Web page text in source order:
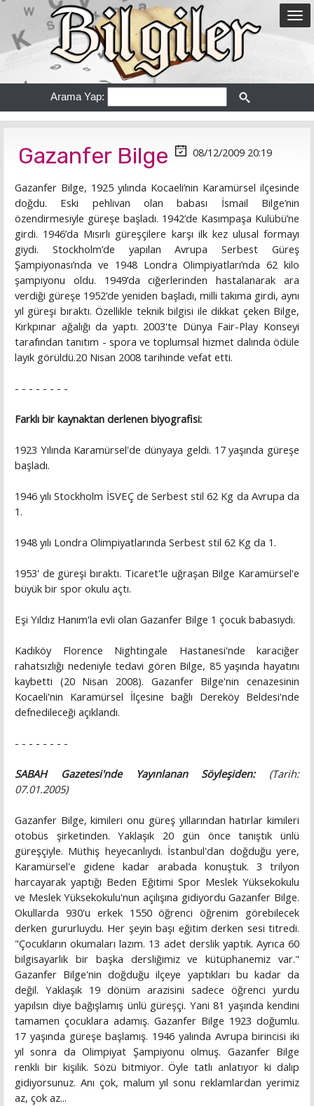
Arama Yap:
Gazanfer Bilge 08/12/2009 20:19
Gazanfer Bilge, 1925 yılında Kocaeli’nin Karamürsel ilçesinde
doğdu. Eski pehlivan olan babası İsmail Bilge’nin
özendirmesiyle güreşe başladı. 1942’de Kasımpaşa Kulübü’ne
girdi. 1946’da Mısırlı güreşçilere karşı ilk kez ulusal formayı
giydi. Stockholm’de yapılan Avrupa Serbest Güreş
Şampiyonası’nda ve 1948 Londra Olimpiyatları’nda 62 kilo
şampiyonu oldu. 1949’da ciğerlerinden hastalanarak ara
verdiği güreşe 1952’de yeniden başladı, milli takıma girdi, aynı
yıl güreşi bıraktı. Özellikle teknik bilgisi ile dikkat çeken Bilge,
Kırkpınar ağalığı da yaptı. 2003'te Dünya Fair-Play Konseyi
tarafından tanıtım - spora ve toplumsal hizmet dalında ödüle
layık görüldü.20 Nisan 2008 tarihinde vefat etti.
- - - - - - - -
Farklı bir kaynaktan derlenen biyografisi:
1923 Yılında Karamürsel'de dünyaya geldi. 17 yaşında güreşe
başladı.
1946 yılı Stockholm İSVEÇ de Serbest stil 62 Kg da Avrupa da
1.
1948 yılı Londra Olimpiyatlarında Serbest stil 62 Kg da 1.
1953' de güreşi bıraktı. Ticaret'le uğraşan Bilge Karamürsel'e
büyük bir spor okulu açtı.
Eşi Yıldız Hanım'la evli olan Gazanfer Bilge 1 çocuk babasıydı.
Kadıköy Florence Nightingale Hastanesi'nde karaciğer
rahatsızlığı nedeniyle tedavi gören Bilge, 85 yaşında hayatını
kaybetti (20 Nisan 2008). Gazanfer Bilge'nin cenazesinin
Kocaeli'nin Karamürsel İlçesine bağlı Dereköy Beldesi'nde
defnedileceği açıklandı.
- - - - - - - -
SABAH Gazetesi'nde Yayınlanan Söyleşiden:(Tarih:
07.01.2005)
Gazanfer Bilge, kimileri onu güreş yıllarından hatırlar kimileri
otobüs şirketinden. Yaklaşık 20 gün önce tanıştık ünlü
güreşçiyle. Müthiş heyecanlıydı. İstanbul'dan doğduğu yere,
Karamürsel'e gidene kadar arabada konuştuk. 3 trilyon
harcayarak yaptığı Beden Eğitimi Spor Meslek Yüksekokulu
ve Meslek Yüksekokulu'nun açılışına gidiyordu Gazanfer Bilge.
Okullarda 930'u erkek 1550 öğrenci öğrenim görebilecek
derken gururluydu. Her şeyin başı eğitim derken sesi titredi.
"Çocukların okumaları lazım. 13 adet derslik yaptık. Ayrıca 60
bilgisayarlık bir başka dersliğimiz ve kütüphanemiz var."
Gazanfer Bilge'nin doğduğu ilçeye yaptıkları bu kadar da
değil. Yaklaşık 19 dönüm arazisini sadece öğrenci yurdu
yapılsın diye bağışlamış ünlü güreşçi. Yani 81 yaşında kendini
tamamen çocuklara adamış. Gazanfer Bilge 1923 doğumlu.
17 yaşında güreşe başlamış. 1946 yalında Avrupa birincisi iki
yıl sonra da Olimpiyat Şampiyonu olmuş. Gazanfer Bilge
renkli bir kişilik. Sözü bitmiyor. Öyle tatlı anlatıyor ki dalıp
gidiyorsunuz. Anı çok, malum yıl sonu reklamlardan yerimiz
az, çok az...